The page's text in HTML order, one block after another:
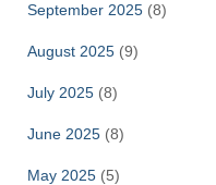
September 2025 (8)
August 2025 (9)
July 2025 (8)
June 2025 (8)
May 2025 (5)